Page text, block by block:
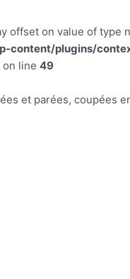
offset on value of type
content/plugins/
on line49
et parées, coupées